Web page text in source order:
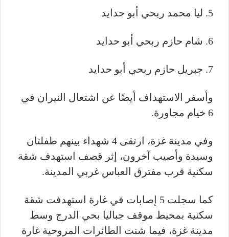
5. ليا محمد ربحي أبو حدايد
6. شام حازم ربحي أبو حدايد
7. جبريل حازم ربحي أبو حدايد
وأسفر الاستهداف أيضًا عن اشتعال النيران في
6 خيام مجاورة.
وفي مدينة غزة، ارتقى 4 شهداء بينهم طفلتان
وسيدة وأصيب آخرون، إثر قصف استهدف شقة
سكنية قرب مفترق العباس غربي المدينة.
كما سجلت 5 إصابات في غارة استهدفت شقة
سكنية بمحيط موقف جباليا بحي الدرج وسط
مدينة غزة، فيما شنت الطائرات المروحية غارة